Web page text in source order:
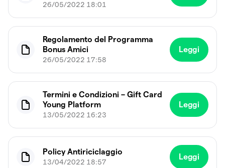
26/05/2022 18:01
Regolamento del Programma
Bonus Amici
26/05/2022 17:58
Leggi
Termini e Condizioni – Gift Card
Young Platform
13/05/2022 16:23
Leggi
Policy Antiriciclaggio
13/04/2022 18:57
Leggi